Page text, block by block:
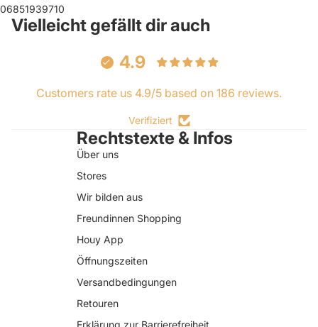
06851939710
Vielleicht gefällt dir auch
4.9
Customers rate us 4.9/5 based on 186 reviews.
Verifiziert
Rechtstexte & Infos
Über uns
Stores
Wir bilden aus
Freundinnen Shopping
Houy App
Öffnungszeiten
Versandbedingungen
Retouren
Erklärung zur Barrierefreiheit